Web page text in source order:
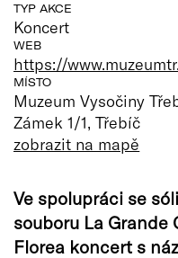
TYP AKCE
Koncert
WEB
https://
MÍSTO
Muzeum Vysočiny
Zámek 1/1, Třebíč
zobrazit na mapě
Ve spolupráci se
souboru La Grande
Florea koncert s